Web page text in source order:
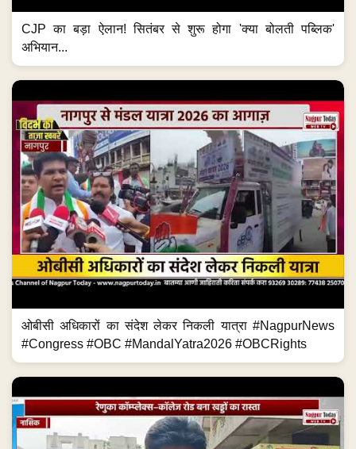
CJP का बड़ा ऐलान! सितंबर से शुरू होगा 'क्या बोलती पब्लिक'
अभियान...
ओबीसी अधिकारों का संदेश लेकर निकली यात्रा #NagpurNews
#Congress #OBC #MandalYatra2026 #OBCRights